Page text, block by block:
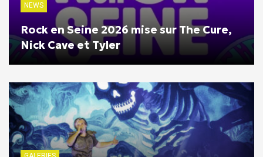
NEWS
Rock en Seine 2026 mise sur The Cure,
Nick Cave et Tyler